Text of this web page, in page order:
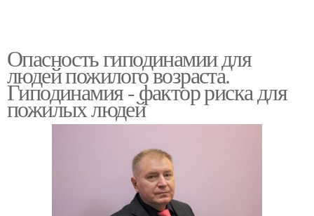
Опасность гиподинамии для
людей пожилого возраста.
Гиподинамия - фактор риска для
пожилых людей